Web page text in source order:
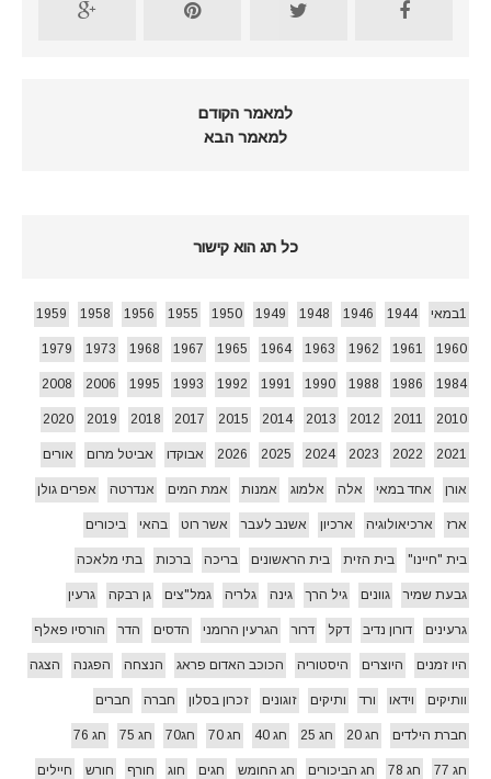
למאמר הקודם
למאמר הבא
כל תג הוא קישור
1במאי 1944
1946
1948
1949
1950
1955
1956
1958
1959
1960
1961
1962
1963
1964
1965
1967
1968
1973
1979
1984
1986
1988
1990
1991
1992
1993
1995
2006
2008
2010
2011
2012
2013
2014
2015
2017
2018
2019
2020
2021
2022
2023
2024
2025
2026 אבוקדו אביטל מרום אורים
אורן אחד במאי אלה אלמוג אמנות אמת המים אנדרטה אפרים גולן
ארז ארכיאולוגיה ארכיון אשנב לעבר אשר רוט בהאי ביכורים
בית "חיינו" בית הזית בית הראשונים בריכה ברכות בתי מלאכה
גבעת שמיר גוונים גיל הרך גינה גלריה גמל"צים גן רבקה גרעין
גרעינים דורון נדיב דקל דרור הגרעין הרומני הדסים הדר הורסיו פאלף
היו זמנים היוצרים היסטוריה הכוכב האדום פראג הנצחה הפגנה הצגה
וותיקים וידאו ורד ותיקים זוגונים זכרון בסלון חברה חברים
חברת הילדים חג 20 חג 25 חג 40 חג 70 חג70 חג 75 חג 76
חג 77 חג 78 חג הביכורים חג החומש חגים חוג חורף חורש חיילים